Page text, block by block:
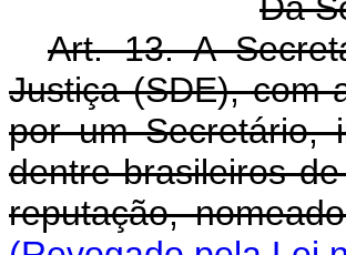
Art. 13. A
Justiça (SDE), com
por um Secretário,
dentre brasileiros
reputação,